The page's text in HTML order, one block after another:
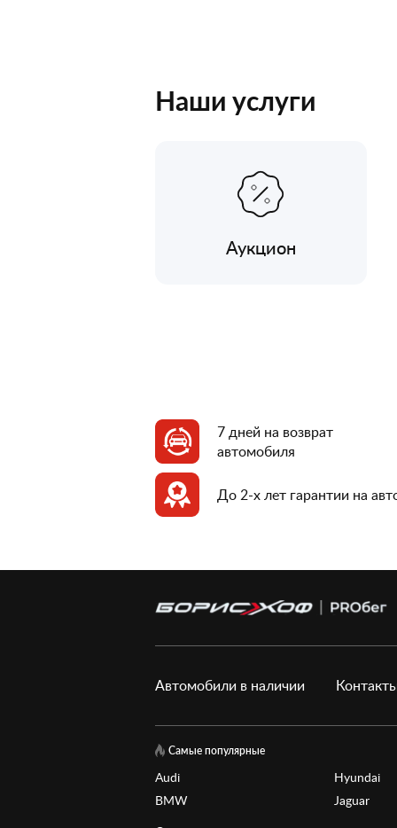
Наши услуги
Аукцион
7 дней на возврат
автомобиля
До 2-х лет гарантии на
Автомобили в наличии
Самые популярные
Audi
BMW
Hyundai
Jaguar